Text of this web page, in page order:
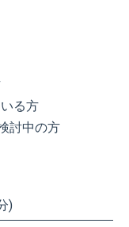
る方
討中の方
)